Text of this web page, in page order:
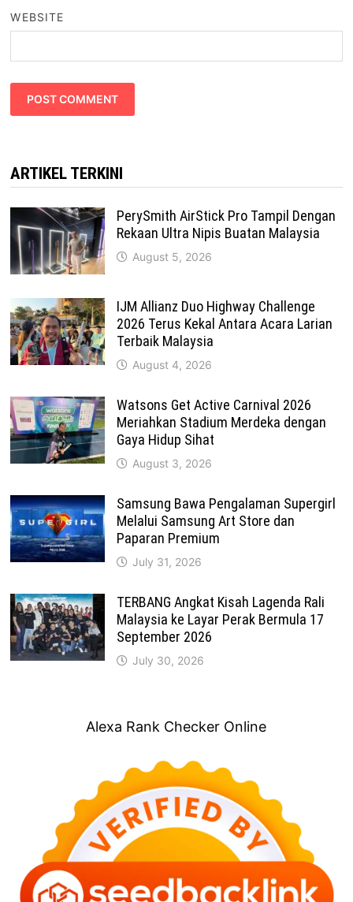
WEBSITE
ARTIKEL TERKINI
PerySmith AirStick Pro Tampil Dengan
Rekaan Ultra Nipis Buatan Malaysia
August 5, 2026
IJM Allianz Duo Highway Challenge
2026 Terus Kekal Antara Acara Larian
Terbaik Malaysia
August 4, 2026
Watsons Get Active Carnival 2026
Meriahkan Stadium Merdeka dengan
Gaya Hidup Sihat
August 3, 2026
Samsung Bawa Pengalaman Supergirl
Melalui Samsung Art Store dan
Paparan Premium
July 31, 2026
TERBANG Angkat Kisah Lagenda Rali
Malaysia ke Layar Perak Bermula 17
September 2026
July 30, 2026
Alexa Rank Checker Online